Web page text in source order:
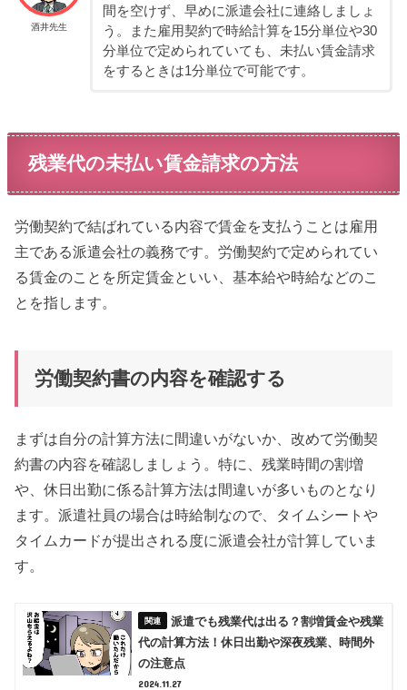
酒井先生
間を空けず、早めに派遣会社に連絡しましょ
う。また雇用契約で時給計算を15分単位や30
分単位で定められていても、未払い賃金請求
をするときは1分単位で可能です。
残業代の未払い賃金請求の方法
労働契約で結ばれている内容で賃金を支払うことは雇用
主である派遣会社の義務です。労働契約で定められてい
る賃金のことを所定賃金といい、基本給や時給などのこ
とを指します。
労働契約書の内容を確認する
まずは自分の計算方法に間違いがないか、改めて労働契
約書の内容を確認しましょう。特に、残業時間の割増
や、休日出勤に係る計算方法は間違いが多いものとなり
ます。派遣社員の場合は時給制なので、タイムシートや
タイムカードが提出される度に派遣会社が計算していま
す。
派遣でも残業代は出る？割増賃金や残業
代の計算方法！休日出勤や深夜残業、時間外
の注意点
2024.11.27